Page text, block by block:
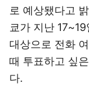
로 예상됐다고
쿄가 지난
대상으로 전화
때 투표하고 싶
다.